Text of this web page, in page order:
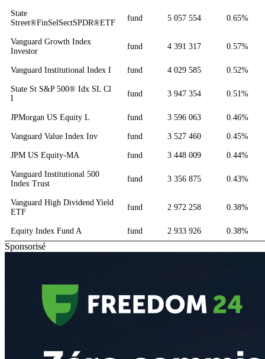
State
Street®FinSelSectSPDR®ETF
fund 5 057 554 0.65%
Vanguard Growth Index
Investor
fund 4 391 317 0.57%
Vanguard Institutional Index I fund 4 029 585 0.52%
State St S&P 500® Idx SL Cl
I
fund 3 947 354 0.51%
JPMorgan US Equity L fund 3 596 063 0.46%
Vanguard Value Index Inv fund 3 527 460 0.45%
JPM US Equity-MA fund 3 448 009 0.44%
Vanguard Institutional 500
Index Trust
fund 3 356 875 0.43%
Vanguard High Dividend Yield
ETF
fund 2 972 258 0.38%
Equity Index Fund A fund 2 933 926 0.38%
Sponsorisé